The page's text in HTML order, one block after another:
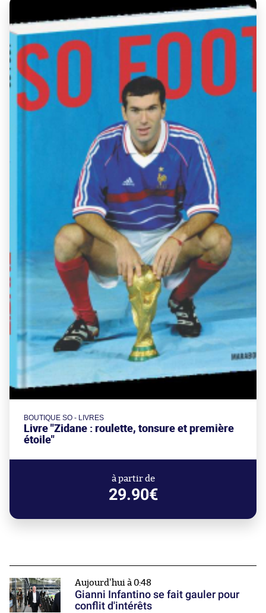
BOUTIQUE SO - LIVRES
Livre "Zidane : roulette, tonsure et première
étoile"
à partir de
29.90€
Aujourd'hui à 0:48
Gianni Infantino se fait gauler pour
conflit d'intérêts